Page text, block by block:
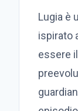
Lugia è
ispirato
essere il